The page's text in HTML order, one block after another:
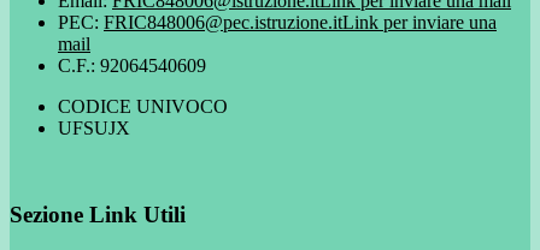
PEC: FRIC848006@pec.istruzione.itLink per inviare una
mail
C.F.: 92064540609
CODICE UNIVOCO
UFSUJX
Sezione Link Utili